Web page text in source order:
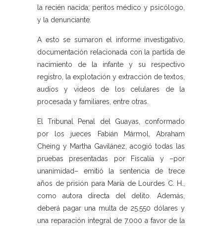
la recién nacida; peritos médico y psicólogo,
y la denunciante.
A esto se sumaron el informe investigativo,
documentación relacionada con la partida de
nacimiento de la infante y su respectivo
registro, la explotación y extracción de textos,
audios y videos de los celulares de la
procesada y familiares, entre otras.
El Tribunal Penal del Guayas, conformado
por los jueces Fabián Mármol, Abraham
Cheing y Martha Gavilánez, acogió todas las
pruebas presentadas por Fiscalía y –por
unanimidad– emitió la sentencia de trece
años de prisión para María de Lourdes C. H.,
como autora directa del delito. Además,
deberá pagar una multa de 25.550 dólares y
una reparación integral de 7.000 a favor de la